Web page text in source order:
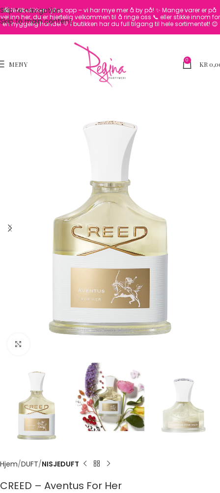
Skip to navigation
Skip to main content
🛍️ Nettbutikken fylles opp – vi har mye mer å by på! ✨ Mange varer er på
vei inn her, du er hjertelig velkommen til å ringe oss 📞 eller stikke innom for
en hyggelig handel 💛I butikken har du full tilgang til hele sortimentet! 😊
MENY 0 KR
Hjem DUFT NISJEDUFT
CREED – Aventus For Her